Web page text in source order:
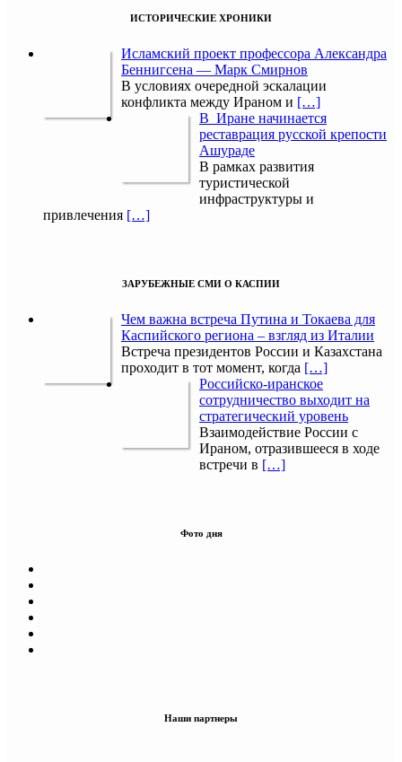
ИСТОРИЧЕСКИЕ ХРОНИКИ
Исламский проект профессора Александра
Беннигсена — Марк Смирнов
В условиях очередной эскалации
конфликта между Ираном и […]
В Иране начинается
реставрация русской крепости
Ашураде
В рамках развития
туристической
инфраструктуры и
привлечения […]
ЗАРУБЕЖНЫЕ СМИ О КАСПИИ
Чем важна встреча Путина и Токаева для
Каспийского региона – взгляд из Италии
Встреча президентов России и Казахстана
проходит в тот момент, когда […]
Российско-иранское
сотрудничество выходит на
стратегический уровень
Взаимодействие России с
Ираном, отразившееся в ходе
встречи в […]
Фото дня
Наши партнеры